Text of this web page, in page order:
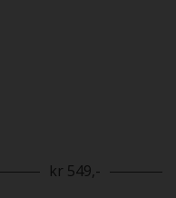
kr 549,-